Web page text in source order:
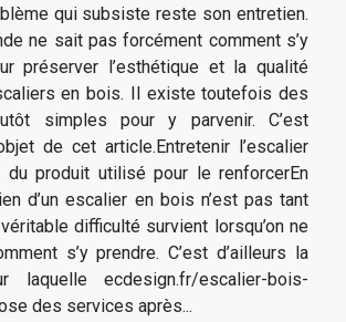
qui subsiste reste son entretien.
ne sait pas forcément comment s’y
préserver l’esthétique et la qualité
en bois. Il existe toutefois des
simples pour y parvenir. C’est
de cet article.Entretenir l’escalier
du produit utilisé pour le renforcerEn
d’un escalier en bois n’est pas tant
difficulté survient lorsqu’on ne
s’y prendre. C’est d’ailleurs la
laquelle ecdesign.fr/escalier-bois-
des services après...